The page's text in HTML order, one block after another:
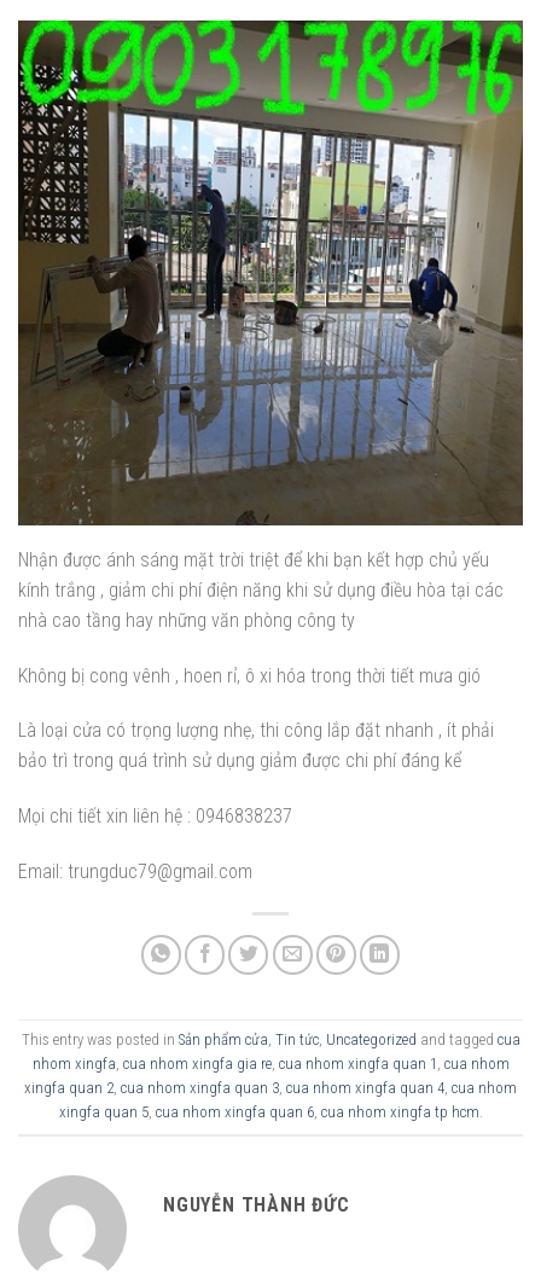
Nhận được ánh sáng mặt trời triệt để khi bạn kết hợp chủ yếu
kính trắng , giảm chi phí điện năng khi sử dụng điều hòa tại các
nhà cao tầng hay những văn phòng công ty
Không bị cong vênh , hoen rỉ, ô xi hóa trong thời tiết mưa gió
Là loại cửa có trọng lượng nhẹ, thi công lắp đặt nhanh , ít phải
bảo trì trong quá trình sử dụng giảm được chi phí đáng kể
Mọi chi tiết xin liên hệ : 0946838237
Email: trungduc79@gmail.com
This entry was posted in Sản phẩm cửa, Tin tức, Uncategorized and tagged cua
nhom xingfa, cua nhom xingfa gia re, cua nhom xingfa quan 1 , cua nhom
xingfa quan 2, cua nhom xingfa quan 3, cua nhom xingfa quan 4, cua nhom
xingfa quan 5, cua nhom xingfa quan 6, cua nhom xingfa tp hcm.
NGUYỄN THÀNH ĐỨC